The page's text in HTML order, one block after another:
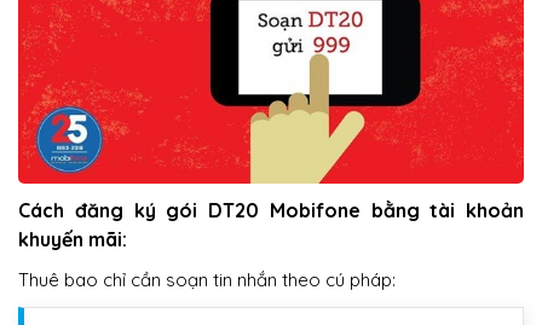
Cách đăng ký gói DT20 Mobifone bằng tài khoản
khuyến mãi:
Thuê bao chỉ cần soạn tin nhắn theo cú pháp: